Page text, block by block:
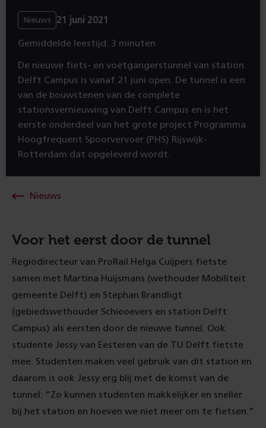
Nieuws 21 juni 2021
Gemiddelde leestijd: 3 minuten
De nieuwe fiets- en voetgangerstunnel van station
Delft Campus is vanaf 21 juni open. De tunnel is een
van de bouwstenen van de complete
stationsvernieuwing van Delft Campus en is het
eerste onderdeel van het grote project Programma
Hoogfrequent Spoorvervoer (PHS) Rijswijk-
Rotterdam dat opgeleverd wordt.
Nieuws
Voor het eerst door de tunnel
Regiodirecteur van ProRail Helga Cuijpers fietste
samen met Martina Huijsmans (wethouder Mobiliteit
gemeente Delft) en Stephan Brandligt
(gebiedswethouder Schieoevers en station Delft
Campus) als eersten door de nieuwe tunnel. Ook
studente Jessy van Eesteren van de TU Delft fietste
mee. Studenten maken veel gebruik van dit station en
daarom is ook Jessy erg blij met de komst van de
tunnel: “Zo kunnen studenten makkelijker en sneller
bij het station en hoeven we niet meer om te fietsen.”